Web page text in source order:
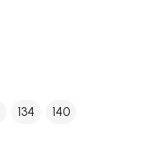
134 140